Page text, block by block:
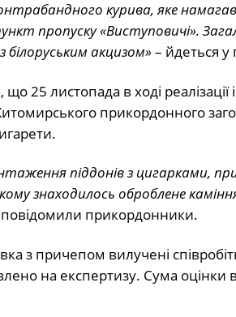
курива, яке
пропуску «Виступовичі».
білоруським акцизом»– йдеться у
25 листопада в ході реалізації
прикордонного
піддонів з цигарками,
знаходилось оброблене
прикордонники.
з причепом вилучені
на експертизу. Сума